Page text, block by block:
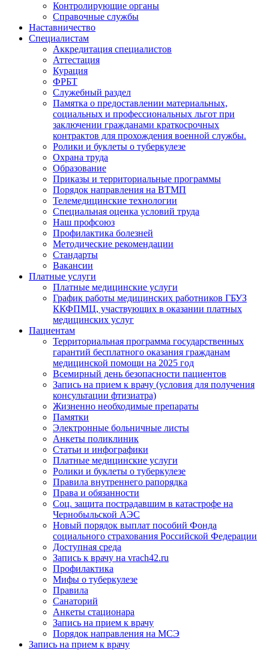
Контролирующие органы
Справочные службы
Наставничество
Специалистам
Аккредитация специалистов
Аттестация
Курация
ФРБТ
Служебный раздел
Памятка о предоставлении материальных,
социальных и профессиональных льгот при
заключении гражданами краткосрочных
контрактов для прохождения военной службы.
Ролики и буклеты о туберкулезе
Охрана труда
Образование
Приказы и территориальные программы
Порядок направления на ВТМП
Телемедицинские технологии
Специальная оценка условий труда
Наш профсоюз
Профилактика болезней
Методические рекомендации
Стандарты
Вакансии
Платные услуги
Платные медицинские услуги
График работы медицинских работников ГБУЗ
ККФПМЦ, участвующих в оказании платных
медицинских услуг
Пациентам
Территориальная программа государственных
гарантий бесплатного оказания гражданам
медицинской помощи на 2025 год
Всемирный день безопасности пациентов
Запись на прием к врачу (условия для получения
консультации фтизиатра)
Жизненно необходимые препараты
Памятки
Электронные больничные листы
Анкеты поликлиник
Статьи и инфографики
Платные медицинские услуги
Ролики и буклеты о туберкулезе
Правила внутреннего рапорядка
Права и обязанности
Соц. защита пострадавшим в катастрофе на
Чернобыльской АЭС
Новый порядок выплат пособий Фонда
социального страхования Российской Федерации
Доступная среда
Запись к врачу на vrach42.ru
Профилактика
Мифы о туберкулезе
Правила
Санаторий
Анкеты стационара
Запись на прием к врачу
Порядок направления на МСЭ
Запись на прием к врачу